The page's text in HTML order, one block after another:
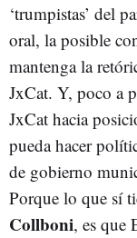
‘trumpistas’ del
oral, la posible
mantenga la
JxCat. Y, poco a
JxCat hacia
pueda hacer
de gobierno
Porque lo que sí
Collboni, es que